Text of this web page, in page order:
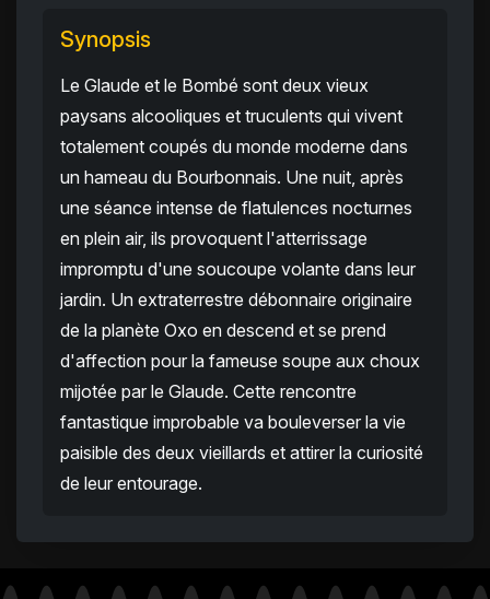
Synopsis
Le Glaude et le Bombé sont deux vieux
paysans alcooliques et truculents qui vivent
totalement coupés du monde moderne dans
un hameau du Bourbonnais. Une nuit, après
une séance intense de flatulences nocturnes
en plein air, ils provoquent l'atterrissage
impromptu d'une soucoupe volante dans leur
jardin. Un extraterrestre débonnaire originaire
de la planète Oxo en descend et se prend
d'affection pour la fameuse soupe aux choux
mijotée par le Glaude. Cette rencontre
fantastique improbable va bouleverser la vie
paisible des deux vieillards et attirer la curiosité
de leur entourage.